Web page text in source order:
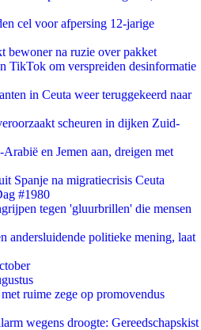
cel voor afpersing 12-jarige
bewoner na ruzie over pakket
TikTok om verspreiden desinformatie
in Ceuta weer teruggekeerd naar
scheuren in dijken Zuid-
en Jemen aan, dreigen met
Spanje na migratiecrisis Ceuta
#1980
tegen 'gluurbrillen' die mensen
andersluidende politieke mening, laat
ruime zege op promovendus
wegens droogte: Gereedschapskist